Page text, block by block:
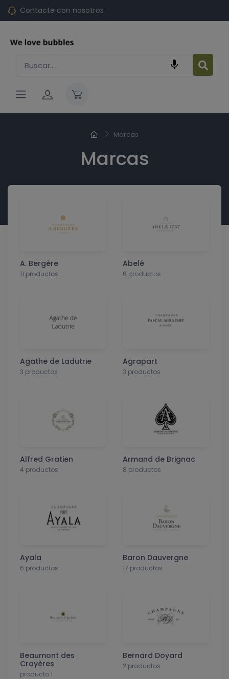
Contacte con nosotros

Marcas
Marcas
A. Bergère
11 productos
Abelé
6 productos
Agathe de Ladutrie
3 productos
Agrapart
3 productos
Alfred Gratien
4 productos
Armand de Brignac
8 productos
Ayala
6 productos
Baron Dauvergne
17 productos
Beaumont des
Crayères
producto 1
Bernard Doyard
2 productos